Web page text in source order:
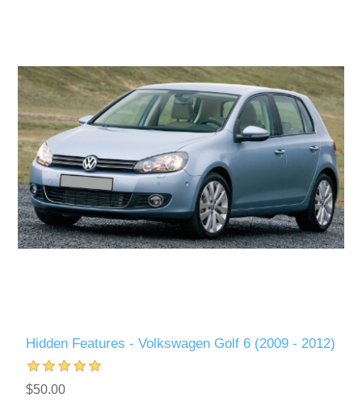
Hidden Features - Volkswagen Golf 6 (2009 - 2012)
$50.00